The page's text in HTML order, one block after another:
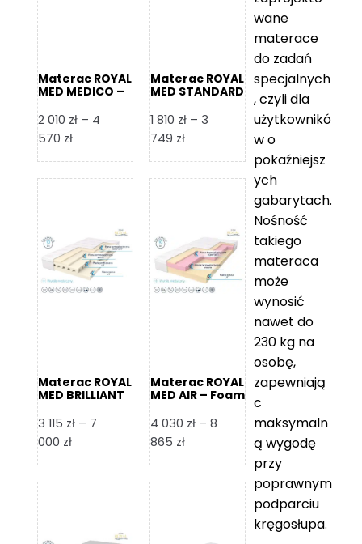
Materac ROYAL
MED MEDICO –
2 010 zł – 4
570 złZakres
od
4
570 zł
Materac ROYAL
MED STANDARD
1 810 zł – 3
749 złZakres
od
3
749 zł
Materac ROYAL
MED BRILLIANT
3 115 zł – 7
000 złZakres
od
Materac ROYAL
MED AIR – Foam
4 030 zł – 8
865 złZakres
od
wane
materace
do zadań
specjalnych
, czyli dla
użytkownikó
w o
pokaźniejsz
ych
gabarytach.
Nośność
takiego
materaca
może
wynosić
nawet do
230 kg na
osobę,
zapewniają
c
maksymaln
ą wygodę
przy
poprawnym
podparciu
kręgosłupa.